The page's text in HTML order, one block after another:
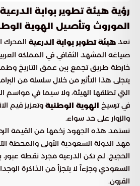
رؤية هيئة تطوير بوابة
الموروث وتأصيل الهوية
تعد هيئة تطوير بوابة الدرعية المحرك
صياغة المشهد الثقافي في المملكة
خارطة طريق تجمع بين عمق التاريخ
يتجلى هذا التأثير من خلال سلسلة من
التي تطلقها الهيئة، ولا سيما في مواسم
في ترسيخ الهوية الوطنية وتعزيز قيم
والزوار على حد سواء.
تستمد هذه الجهود زخمها من القيمة
مهد الدولة السعودية الأولى والمحطة
الحجيج. لم تكن الدرعية مجرد نقطة عبور،
السعودي وجزءاً لا يتجزأ من الذاكرة
القرون.